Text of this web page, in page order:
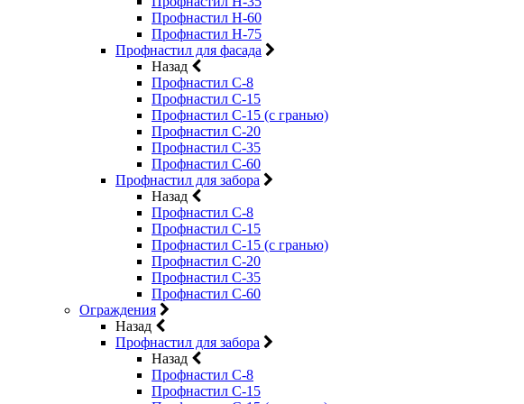
Профнастил Н-60
Профнастил Н-75
Профнастил для фасада
Назад
Профнастил С-8
Профнастил С-15
Профнастил С-15 (с гранью)
Профнастил С-20
Профнастил С-35
Профнастил С-60
Профнастил для забора
Назад
Профнастил С-8
Профнастил С-15
Профнастил С-15 (с гранью)
Профнастил С-20
Профнастил С-35
Профнастил С-60
Ограждения
Назад
Профнастил для забора
Назад
Профнастил С-8
Профнастил С-15